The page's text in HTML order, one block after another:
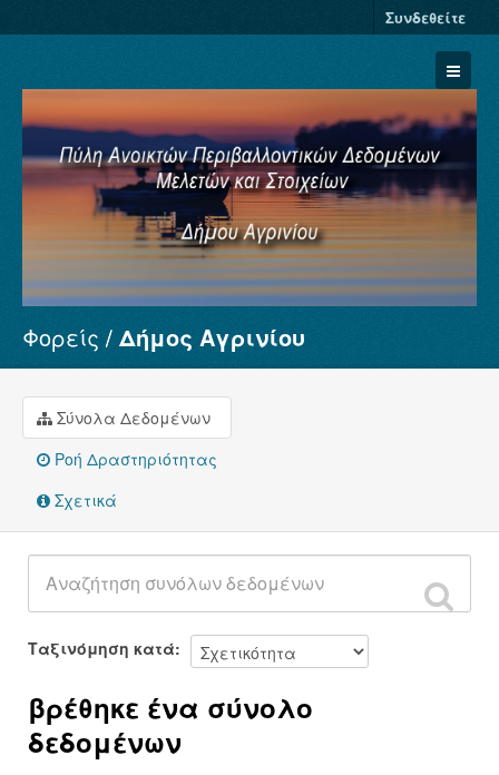
Συνδεθείτε
Σύνολα Δεδομένων
Φορείς
Ομάδες
Σχετικά
Φορείς Δήμος Αγρινίου
Σύνολα Δεδομένων
Ροή Δραστηριότητας
Σχετικά
Ταξινόμηση κατά
βρέθηκε ένα σύνολο
δεδομένων